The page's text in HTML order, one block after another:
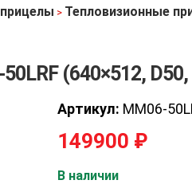
> Тепловизионные
(640×512,
Артикул: MM06-
149900 ₽
В наличии